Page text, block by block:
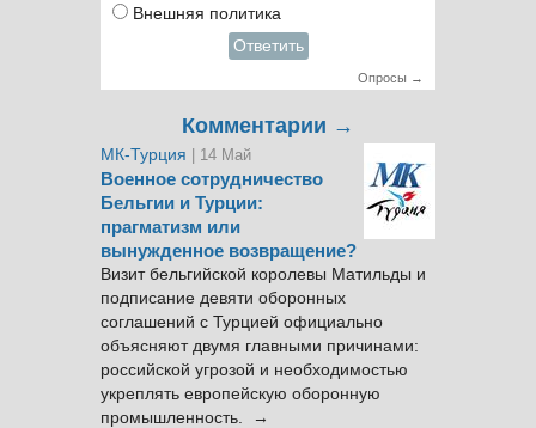
Внешняя политика
Ответить
Опросы →
Комментарии →
МК-Турция | 14 Май
Военное сотрудничество
Бельгии и Турции:
прагматизм или
вынужденное возвращение?
Визит бельгийской королевы Матильды и
подписание девяти оборонных
соглашений с Турцией официально
объясняют двумя главными причинами:
российской угрозой и необходимостью
укреплять европейскую оборонную
промышленность. →